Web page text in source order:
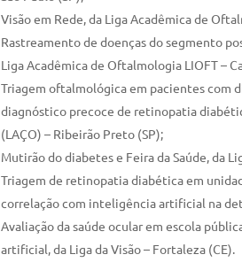
Visão em Rede, da Liga Acadêmica de
Rastreamento de doenças do segmento
Liga Acadêmica de Oftalmologia LIOFT –
Triagem oftalmológica em pacientes com
diagnóstico precoce de retinopatia
(LAÇO) – Ribeirão Preto (SP);
Mutirão do diabetes e Feira da Saúde, da
Triagem de retinopatia diabética em
correlação com inteligência artificial na
Avaliação da saúde ocular em escola
artificial, da Liga da Visão – Fortaleza (CE).